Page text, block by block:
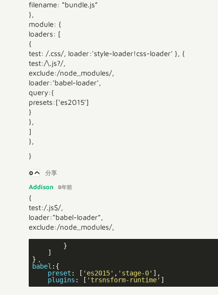
filename: “bundle.js”
},
module: {
loaders: [
{
test: /.css/, loader:'style-loader!css-loader' }, {
test:/\.js?/,
exclude:/node_modules/,
loader:‘babel-loader’,
query:{
presets:[‘es2015’]
}
},
]
},
}
0 分享
Addison 8年前
{
test:/.js$/,
loader:“babel-loader”,
exclude:/node_modules/,
        }
    ]
babel :{
preset : [ 'es2015' , 'stage-0' ],
plugins : [ 'trsnsform-runtime'